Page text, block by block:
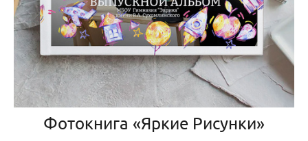
Фотокнига «Яркие Рисунки»